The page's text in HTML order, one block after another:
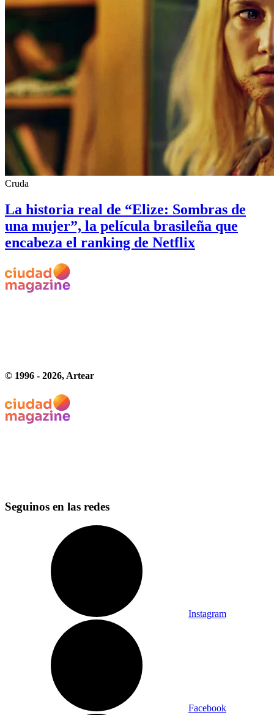
Cruda
La historia real de “Elize: Sombras de
una mujer”, la película brasileña que
encabeza el ranking de Netflix
© 1996 - 2026, Artear
Seguinos en las redes
Instagram
Facebook